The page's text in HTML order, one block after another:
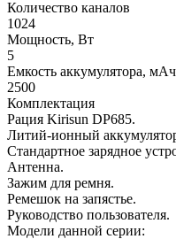
Количество каналов
1024
Мощность, Вт
5
Емкость аккумулятора, мАч
2500
Комплектация
Рация Kirisun DP685.
Литий-ионный
Стандартное зарядное
Антенна.
Зажим для ремня.
Ремешок на запястье.
Руководство пользователя.
Модели данной серии: